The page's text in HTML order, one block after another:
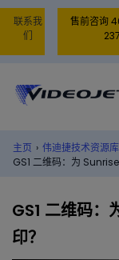
联系我
们
售前咨询
主页 › 伟迪捷技术资源库
GS1 二维码：为
GS1 二维码
印？